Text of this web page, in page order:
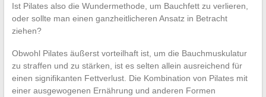
Ist Pilates also die Wundermethode, um Bauchfett zu verlieren,
oder sollte man einen ganzheitlicheren Ansatz in Betracht
ziehen?
Obwohl Pilates äußerst vorteilhaft ist, um die Bauchmuskulatur
zu straffen und zu stärken, ist es selten allein ausreichend für
einen signifikanten Fettverlust. Die Kombination von Pilates mit
einer ausgewogenen Ernährung und anderen Formen